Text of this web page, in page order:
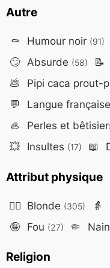
Autre
⚰️ Humour noir (91)
🙄 Absurde (58) 📝
💩 Pipi caca prout-
💬 Langue française
🦪 Perles et
💥 Insultes (17) 📖
Attribut physique
👱‍♀️ Blonde (305) 👵
🤪 Fou (27) 🤏 Nain
Religion